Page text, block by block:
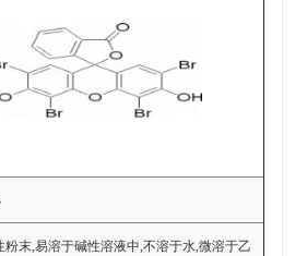
粉末,易溶于碱性溶液中,不溶于水,微溶于乙